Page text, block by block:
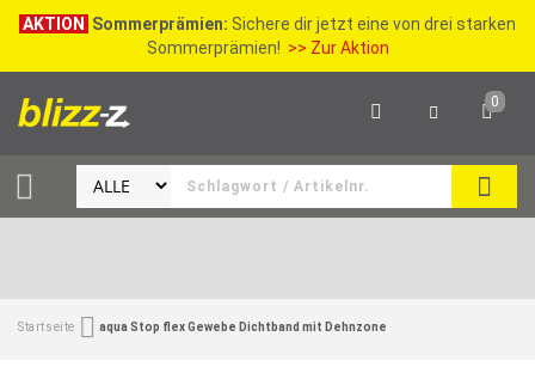
AKTION Sommerprämien: Sichere dir jetzt eine von drei starken
Sommerprämien! >> Zur Aktion
0
Startseite aqua Stop flex Gewebe Dichtband mit Dehnzone